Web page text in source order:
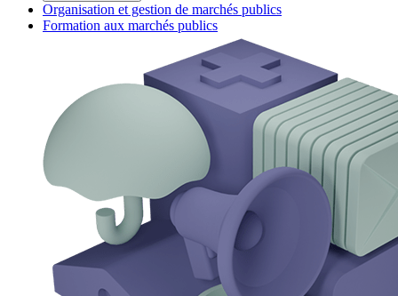
Organisation et gestion de marchés publics
Formation aux marchés publics